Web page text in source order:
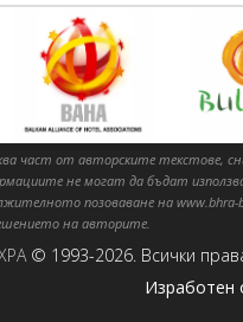
част от авторските текстове,
не могат да бъдат
позоваване на www.bhra-
на авторите.
© 1993-2026. Всички
Изработен